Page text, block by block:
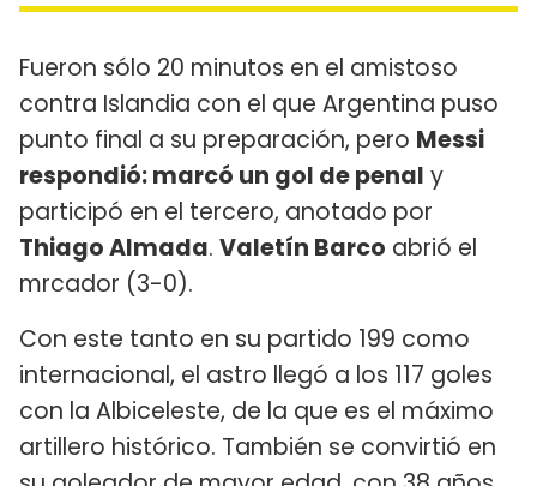
Fueron sólo 20 minutos en el amistoso
contra Islandia con el que Argentina puso
punto final a su preparación, pero Messi
respondió: marcó un gol de penal y
participó en el tercero, anotado por
Thiago Almada. Valetín Barco abrió el
mrcador (3-0).
Con este tanto en su partido 199 como
internacional, el astro llegó a los 117 goles
con la Albiceleste, de la que es el máximo
artillero histórico. También se convirtió en